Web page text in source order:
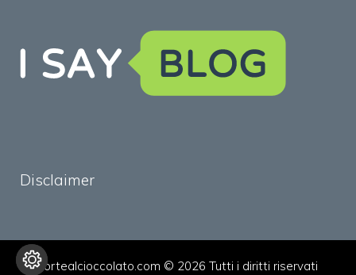
Disclaimer
tortealcioccolato.com © 2026 Tutti i diritti riservati